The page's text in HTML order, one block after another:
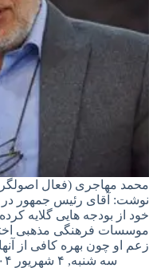
محمد مهاجری (فعال
نوشت: آقای رئیس جمهور در
خود از بودجه هایی گلایه
موسسات فرهنگی مذهبی
زعم او چون بهره کافی از
سه شنبه, ۴ شهریور ۱۴۰۴ – ۲۲:۱۲